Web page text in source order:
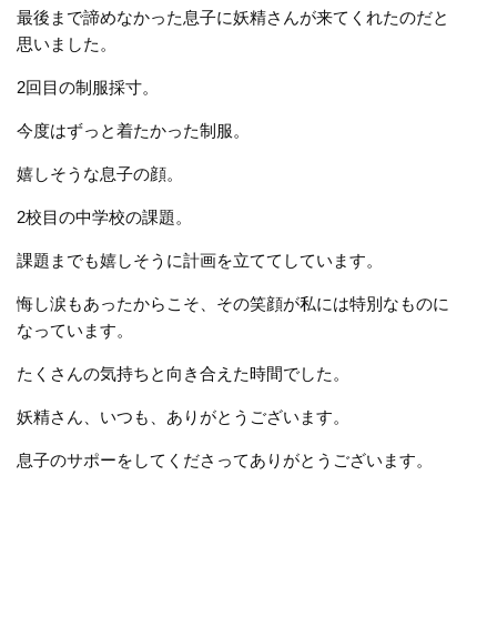
最後まで諦めなかった息子に妖精さんが来てくれたのだと
思いました。
2回目の制服採寸。
今度はずっと着たかった制服。
嬉しそうな息子の顔。
2校目の中学校の課題。
課題までも嬉しそうに計画を立ててしています。
悔し涙もあったからこそ、その笑顔が私には特別なものに
なっています。
たくさんの気持ちと向き合えた時間でした。
妖精さん、いつも、ありがとうございます。
息子のサポーをしてくださってありがとうございます。